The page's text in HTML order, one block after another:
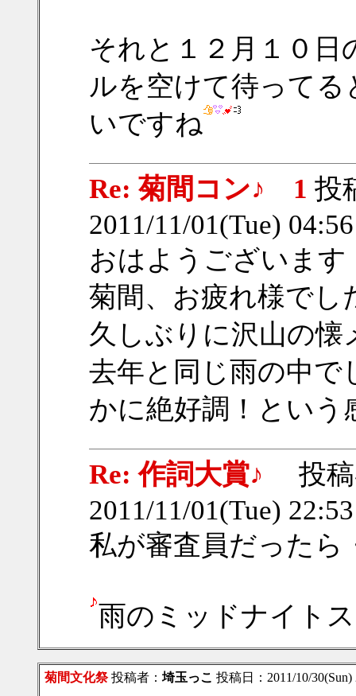
それと１２月１０日
ルを空けて待って
いですね
Re: 菊間コン♪ 1 投
2011/11/01(Tue)
おはようございます
菊間、お疲れ様でし
久しぶりに沢山の
去年と同じ雨の中で
かに絶好調！という
Re: 作詞大賞♪
投
2011/11/01(Tue)
私が審査員だったら
雨のミッドナイト
菊間文化祭投稿者： 埼玉っこ 投稿日：2011/10/